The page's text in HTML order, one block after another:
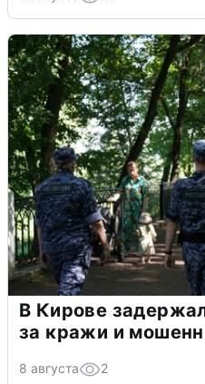
В Кирове
за кражи и
8 августа 2